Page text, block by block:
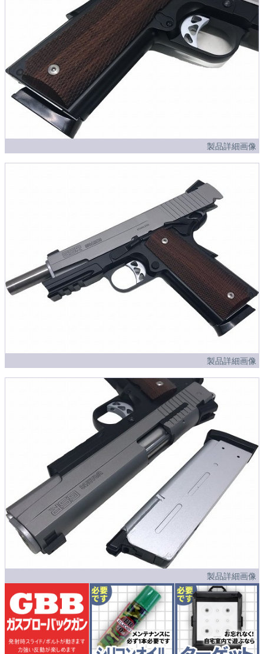
製品詳細画像
製品詳細画像
製品詳細画像